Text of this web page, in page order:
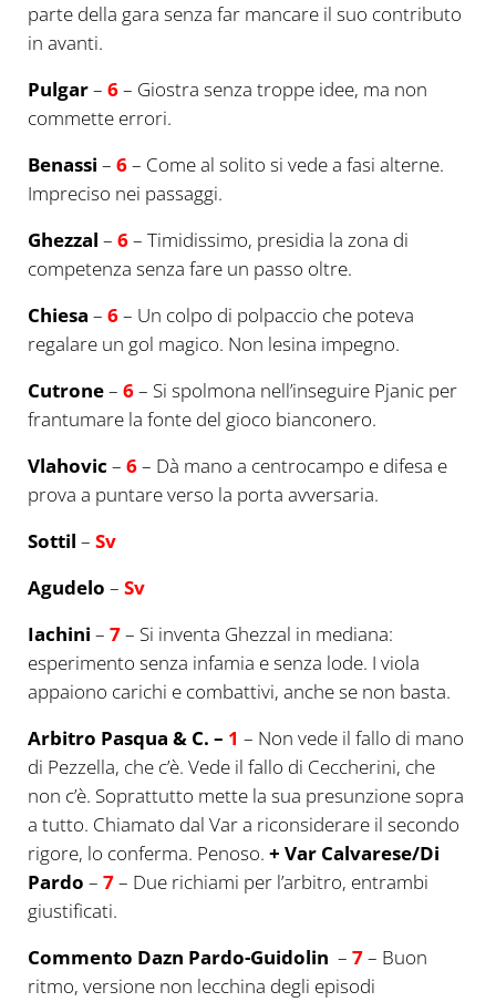
parte della gara senza far mancare il suo contributo
in avanti.
Pulgar– 6– Giostra senza troppe idee, ma non
commette errori.
Benassi – 6– Come al solito si vede a fasi alterne.
Impreciso nei passaggi.
Ghezzal – 6– Timidissimo, presidia la zona di
competenza senza fare un passo oltre.
Chiesa – 6– Un colpo di polpaccio che poteva
regalare un gol magico. Non lesina impegno.
Cutrone– 6– Si spolmona nell’inseguire Pjanic per
frantumare la fonte del gioco bianconero.
Vlahovic – 6– Dà mano a centrocampo e difesa e
prova a puntare verso la porta avversaria.
Sottil – Sv
Agudelo – Sv
Iachini – 7– Si inventa Ghezzal in mediana:
esperimento senza infamia e senza lode. I viola
appaiono carichi e combattivi, anche se non basta.
Arbitro Pasqua & C. – 1 – Non vede il fallo di mano
di Pezzella, che c’è. Vede il fallo di Ceccherini, che
non c’è. Soprattutto mette la sua presunzione sopra
a tutto. Chiamato dal Var a riconsiderare il secondo
rigore, lo conferma. Penoso. + Var Calvarese/Di
Pardo – 7– Due richiami per l’arbitro, entrambi
giustificati.
Commento Dazn Pardo-Guidolin – 7– Buon
ritmo, versione non lecchina degli episodi